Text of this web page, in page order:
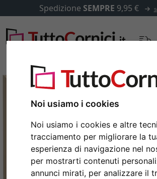
Noi usiamo i cookies
Noi usiamo i cookies e altre
tracciamento per migliorare la
esperienza di navigazione nel
per mostrarti contenuti
annunci mirati, per analizzare il
Spedizione SEMPRE 9,95 €